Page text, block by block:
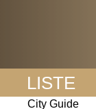
LISTE
City Guide